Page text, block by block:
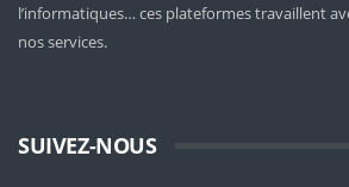
l’informatiques… ces plateformes travaillent
nos services.
SUIVEZ-NOUS